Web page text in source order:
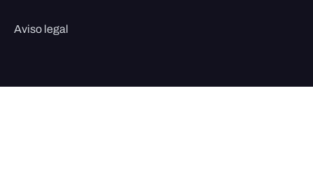
Aviso legal